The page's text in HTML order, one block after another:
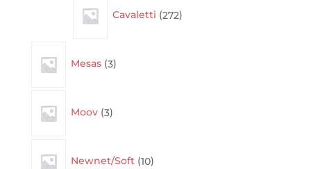
Cavaletti 272products
Mesas 3products
Moov 3products
Newnet/Soft 10products